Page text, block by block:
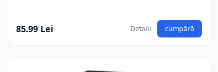
85.99 Lei Detalii cumpără